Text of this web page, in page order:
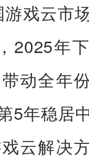
戏云市
2025年
动全年
5年稳居
云解决